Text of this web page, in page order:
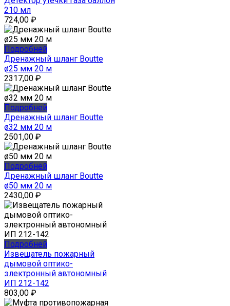
210 мл
724,00 ₽
Подробней
Дренажный шланг Boutte
ø25 мм 20 м
2317,00 ₽
Подробней
Дренажный шланг Boutte
ø32 мм 20 м
2501,00 ₽
Подробней
Дренажный шланг Boutte
ø50 мм 20 м
2430,00 ₽
Подробней
Извещатель пожарный
дымовой оптико-
электронный автономный
ИП 212-142
803,00 ₽